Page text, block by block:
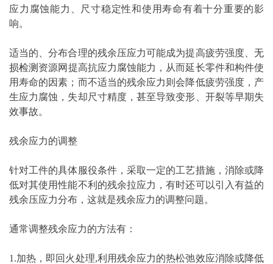
应力腐蚀能力、尺寸稳定性和使用寿命有着十分重要的影
响。
适当的、分布合理的残余压应力可能成为提高疲劳强度、 无
损检测 资源网提高抗应力腐蚀能力，从而延长零件和构件使
用寿命的因素；而不适当的残余应力则会降低疲劳强度，产
生应力腐蚀，失却尺寸精度，甚至导致变形、开裂等早期失
效事故。
残余应力的调整
针对工件的具体服役条件，采取一定的工艺措施，消除或降
低对其使用性能不利的残余拉应力，有时还可以引入有益的
残余压应力分布，这就是残余应力的调整问题。
通常调整残余应力的方法有：
1.加热，即回火处理,利用残余应力的热松弛效应消除或降低